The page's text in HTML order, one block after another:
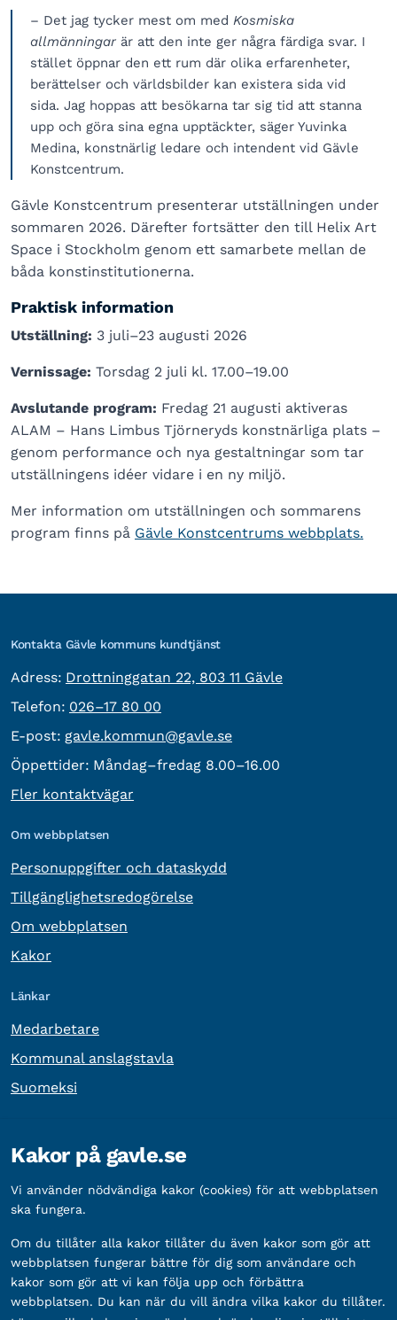
– Det jag tycker mest om med Kosmiska
allmänningar är att den inte ger några färdiga svar. I
stället öppnar den ett rum där olika erfarenheter,
berättelser och världsbilder kan existera sida vid
sida. Jag hoppas att besökarna tar sig tid att stanna
upp och göra sina egna upptäckter, säger Yuvinka
Medina, konstnärlig ledare och intendent vid Gävle
Konstcentrum.
Gävle Konstcentrum presenterar utställningen under
sommaren 2026. Därefter fortsätter den till Helix Art
Space i Stockholm genom ett samarbete mellan de
båda konstinstitutionerna.
Praktisk information
Utställning: 3 juli–23 augusti 2026
Vernissage: Torsdag 2 juli kl. 17.00–19.00
Avslutande program: Fredag 21 augusti aktiveras
ALAM – Hans Limbus Tjörneryds konstnärliga plats –
genom performance och nya gestaltningar som tar
utställningens idéer vidare i en ny miljö.
Mer information om utställningen och sommarens
program finns på Gävle Konstcentrums webbplats.
Kontakta Gävle kommuns kundtjänst
Adress: besöksadress:
Drottninggatan 22, 803 11 Gävle
Telefon: Telefon:
026–17 80 00
E-post: E-post:
gavle.kommun@gavle.se
Öppettider: Måndag–fredag 8.00–16.00
Fler kontaktvägar
Om webbplatsen
Personuppgifter och dataskydd
Tillgänglighetsredogörelse
Om webbplatsen
Kakor
Länkar
Medarbetare
Kommunal anslagstavla
Suomeksi
Organisationsnummer: 212000-2338
Bankgironummer: 5888-2333
Kakor på gavle.se
Vi använder nödvändiga kakor (cookies) för att webbplatsen
ska fungera.
Om du tillåter alla kakor tillåter du även kakor som gör att
webbplatsen fungerar bättre för dig som användare och
kakor som gör att vi kan följa upp och förbättra
webbplatsen. Du kan när du vill ändra vilka kakor du tillåter.